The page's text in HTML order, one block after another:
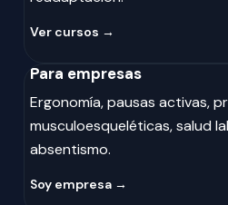
Ver cursos →
Para empresas
Ergonomía, pausas activas,
musculoesqueléticas, salud
absentismo.
Soy empresa →